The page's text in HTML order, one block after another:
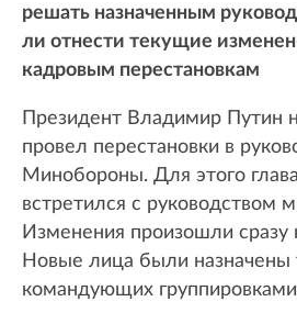
решать назначенным
ли отнести текущие
кадровым перестановкам
Президент Владимир Путин
провел перестановки в
Минобороны. Для этого глава
встретился с руководством
Изменения произошли сразу
Новые лица были назначены
командующих